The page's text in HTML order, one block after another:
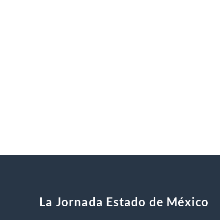
La Jornada Estado de México